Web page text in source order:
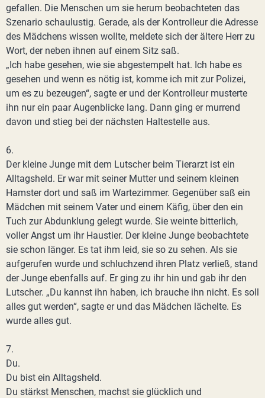
gefallen. Die Menschen um sie herum beobachteten das
Szenario schaulustig. Gerade, als der Kontrolleur die Adresse
des Mädchens wissen wollte, meldete sich der ältere Herr zu
Wort, der neben ihnen auf einem Sitz saß.
„Ich habe gesehen, wie sie abgestempelt hat. Ich habe es
gesehen und wenn es nötig ist, komme ich mit zur Polizei,
um es zu bezeugen“, sagte er und der Kontrolleur musterte
ihn nur ein paar Augenblicke lang. Dann ging er murrend
davon und stieg bei der nächsten Haltestelle aus.
6.
Der kleine Junge mit dem Lutscher beim Tierarzt ist ein
Alltagsheld. Er war mit seiner Mutter und seinem kleinen
Hamster dort und saß im Wartezimmer. Gegenüber saß ein
Mädchen mit seinem Vater und einem Käfig, über den ein
Tuch zur Abdunklung gelegt wurde. Sie weinte bitterlich,
voller Angst um ihr Haustier. Der kleine Junge beobachtete
sie schon länger. Es tat ihm leid, sie so zu sehen. Als sie
aufgerufen wurde und schluchzend ihren Platz verließ, stand
der Junge ebenfalls auf. Er ging zu ihr hin und gab ihr den
Lutscher. „Du kannst ihn haben, ich brauche ihn nicht. Es soll
alles gut werden“, sagte er und das Mädchen lächelte. Es
wurde alles gut.
7.
Du.
Du bist ein Alltagsheld.
Du stärkst Menschen, machst sie glücklich und